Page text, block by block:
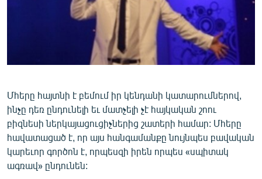
ՄԻՋԱԶԳԱՅԻՆ
ՄԵԿՆԱԲԱՆՈՒԹՅՈՒՆ
ԿՈՐՈՆԱՎԻՐՈՒՍ
ԱՐԽԻՎ
ՏԵՍԱՆՅՈՒԹԵՐ
ԲԱՆԱՎԵՃ
Մհերը հայտնի է բեմում իր կենդանի կատարումներով,
ինչը դեռ ընդունելի եւ մատչելի չէ հայկական շոու
բիզնեսի ներկայացուցիչներից շատերի համար: Մհերը
հավատացած է, որ այս հանգամանքը նույնպես բավական
կարեւոր գործոն է, որպեսզի իրեն որպես «սպիտակ
ագռավ» ընդունեն: